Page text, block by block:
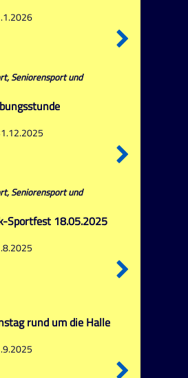
Seniorensport und
Seniorensport und
Sportfest 18.05.2025
rund um die Halle